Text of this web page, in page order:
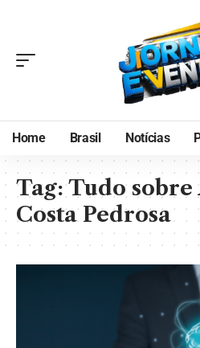
Home Brasil Notícias
Tag:Tudo
Costa Pedrosa